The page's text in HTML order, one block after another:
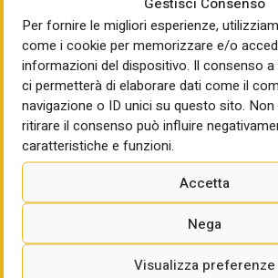
Per fornire le migliori esperienze,
come i cookie per memorizzare e/o
informazioni del dispositivo. Il consenso
ci permetterà di elaborare dati come il
navigazione o ID unici su questo sito.
ritirare il consenso può influire
caratteristiche e funzioni.
Accetta
Nega
Visualizza preferenze
transizione, il rafforzamento del bonus
la definizione di calendari credibili per le
per gli stoccaggi, l’attuazione rapida delle
accelerazione e delle connessioni
rafforzamento della vigilanza sui mercati
diffusione di prezzi dinamici e contratti più
reali del sistema. Tra le proposte
esplicitata la necessità di accelerare il
Terna 2025–2034 tramite procedure
prioritarie e termini temporali vincolanti per
Nonché di potenziare le interconnessioni
europee come componente della